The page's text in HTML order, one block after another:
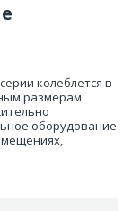
колеблется в
размерам
оборудование